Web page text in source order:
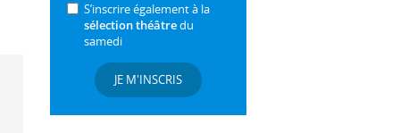
S’inscrire également à la
sélection théâtredu
samedi
JE M'INSCRIS